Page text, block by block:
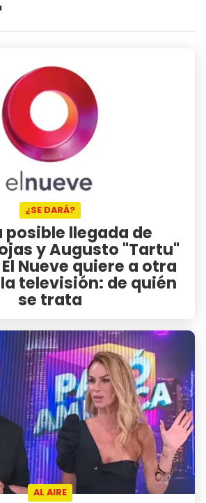
¿SE DARÁ?
posible llegada de
y Augusto "Tartu"
Nueve quiere a otra
televisión: de quién
se trata
AL AIRE